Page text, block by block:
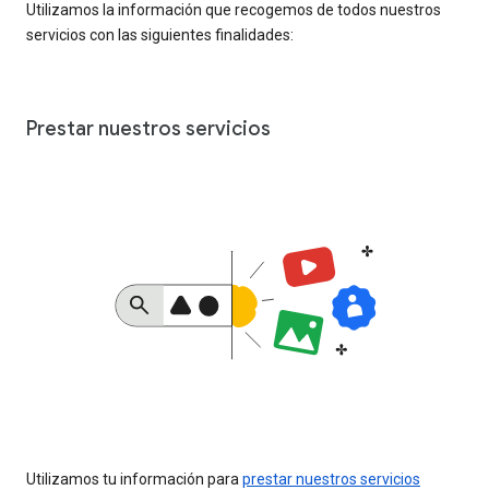
Utilizamos la información que recogemos de todos nuestros
servicios con las siguientes finalidades:
Prestar nuestros servicios
Utilizamos tu información para prestar nuestros servicios